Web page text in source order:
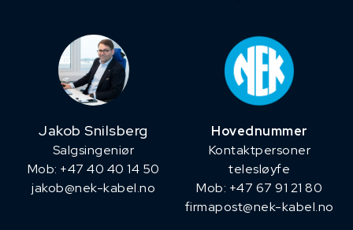
Jakob Snilsberg
​Salgsingeniør
Mob: +47 40 40 14 50
jakob@nek-kabel.no
Hovednummer
Kontaktpersoner
telesløyfe
Mob: +47 67 91 21 80
firmapost@nek-kabel.no